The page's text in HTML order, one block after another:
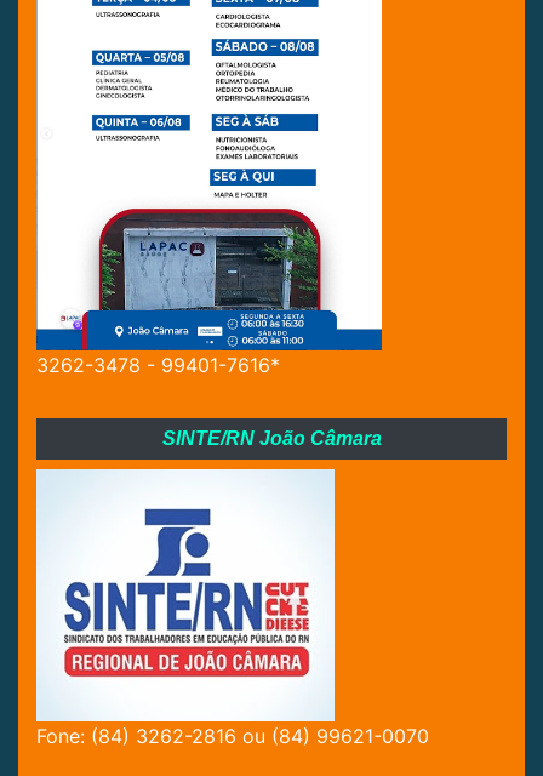
3262-3478 - 99401-7616*
SINTE/RN João Câmara
Fone: (84) 3262-2816 ou (84) 99621-0070